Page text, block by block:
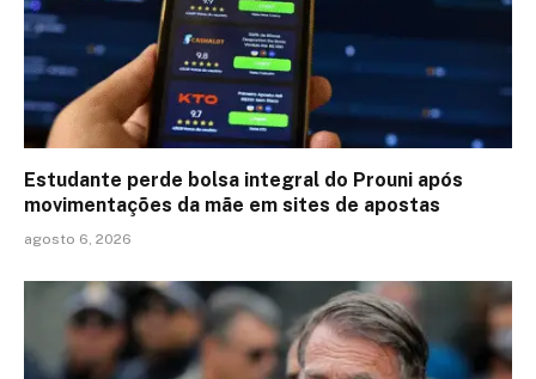
Estudante perde bolsa integral do Prouni após
movimentações da mãe em sites de apostas
agosto 6, 2026